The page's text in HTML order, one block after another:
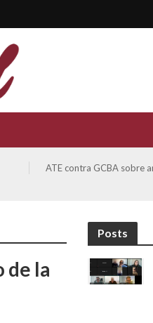
ATE contra GCBA sobre
de la
Posts